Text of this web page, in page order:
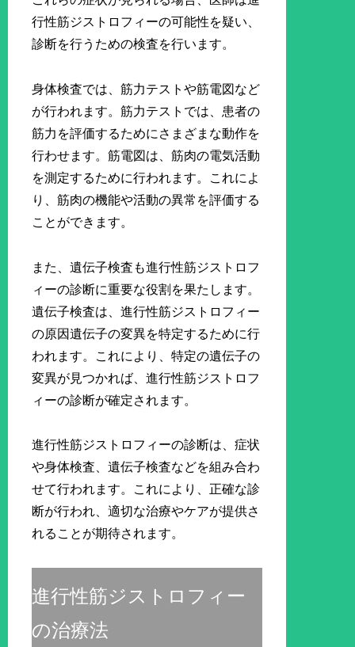
行性筋ジストロフィーの可能性を疑い、
診断を行うための検査を行います。
身体検査では、筋力テストや筋電図など
が行われます。筋力テストでは、患者の
筋力を評価するためにさまざまな動作を
行わせます。筋電図は、筋肉の電気活動
を測定するために行われます。これによ
り、筋肉の機能や活動の異常を評価する
ことができます。
また、遺伝子検査も進行性筋ジストロフ
ィーの診断に重要な役割を果たします。
遺伝子検査は、進行性筋ジストロフィー
の原因遺伝子の変異を特定するために行
われます。これにより、特定の遺伝子の
変異が見つかれば、進行性筋ジストロフ
ィーの診断が確定されます。
進行性筋ジストロフィーの診断は、症状
や身体検査、遺伝子検査などを組み合わ
せて行われます。これにより、正確な診
断が行われ、適切な治療やケアが提供さ
れることが期待されます。
進行性筋ジストロフィー
の治療法